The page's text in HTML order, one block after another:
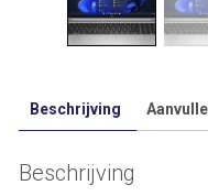
Beschrijving
Beschrijving